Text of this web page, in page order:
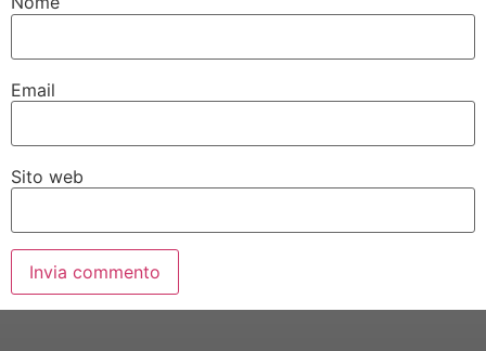
Email
Sito web